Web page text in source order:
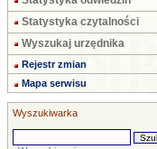
Statystyka czytalności
Wyszukaj urzędnika
Rejestr zmian
Mapa serwisu
Wyszukiwarka